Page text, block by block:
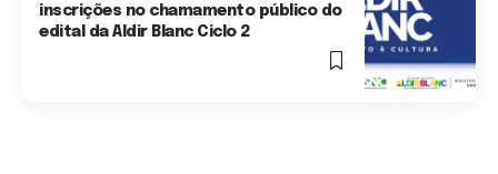
inscrições no chamamento público do
edital da Aldir Blanc Ciclo 2